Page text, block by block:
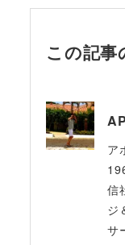
この記事
ア
信
ジ
サ